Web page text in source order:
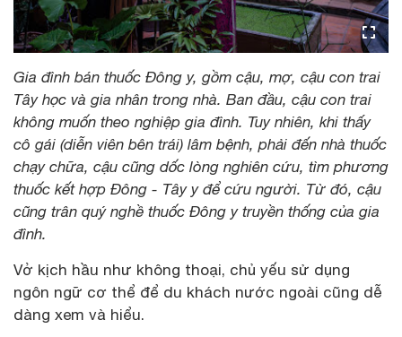
Gia đình bán thuốc Đông y, gồm cậu, mợ, cậu con trai
Tây học và gia nhân trong nhà. Ban đầu, cậu con trai
không muốn theo nghiệp gia đình. Tuy nhiên, khi thấy
cô gái (diễn viên bên trái) lâm bệnh, phải đến nhà thuốc
chạy chữa, cậu cũng dốc lòng nghiên cứu, tìm phương
thuốc kết hợp Đông - Tây y để cứu người. Từ đó, cậu
cũng trân quý nghề thuốc Đông y truyền thống của gia
đình.
Vở kịch hầu như không thoại, chủ yếu sử dụng
ngôn ngữ cơ thể để du khách nước ngoài cũng dễ
dàng xem và hiểu.